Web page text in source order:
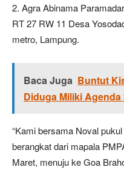
2. Agra Abinama
RT 27 RW 11 Desa
metro, Lampung.
Baca Juga Buntut
Diduga Miliki
“Kami bersama Noval
berangkat dari mapala
Maret, menuju ke Goa